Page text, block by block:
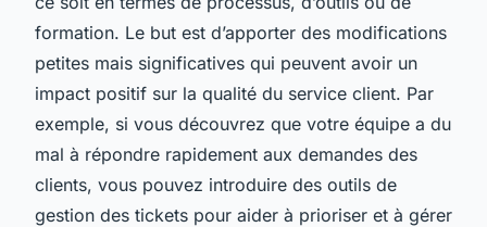
formation. Le but est d’apporter des modifications
petites mais significatives qui peuvent avoir un
impact positif sur la qualité du service client. Par
exemple, si vous découvrez que votre équipe a du
mal à répondre rapidement aux demandes des
clients, vous pouvez introduire des outils de
gestion des tickets pour aider à prioriser et à gérer